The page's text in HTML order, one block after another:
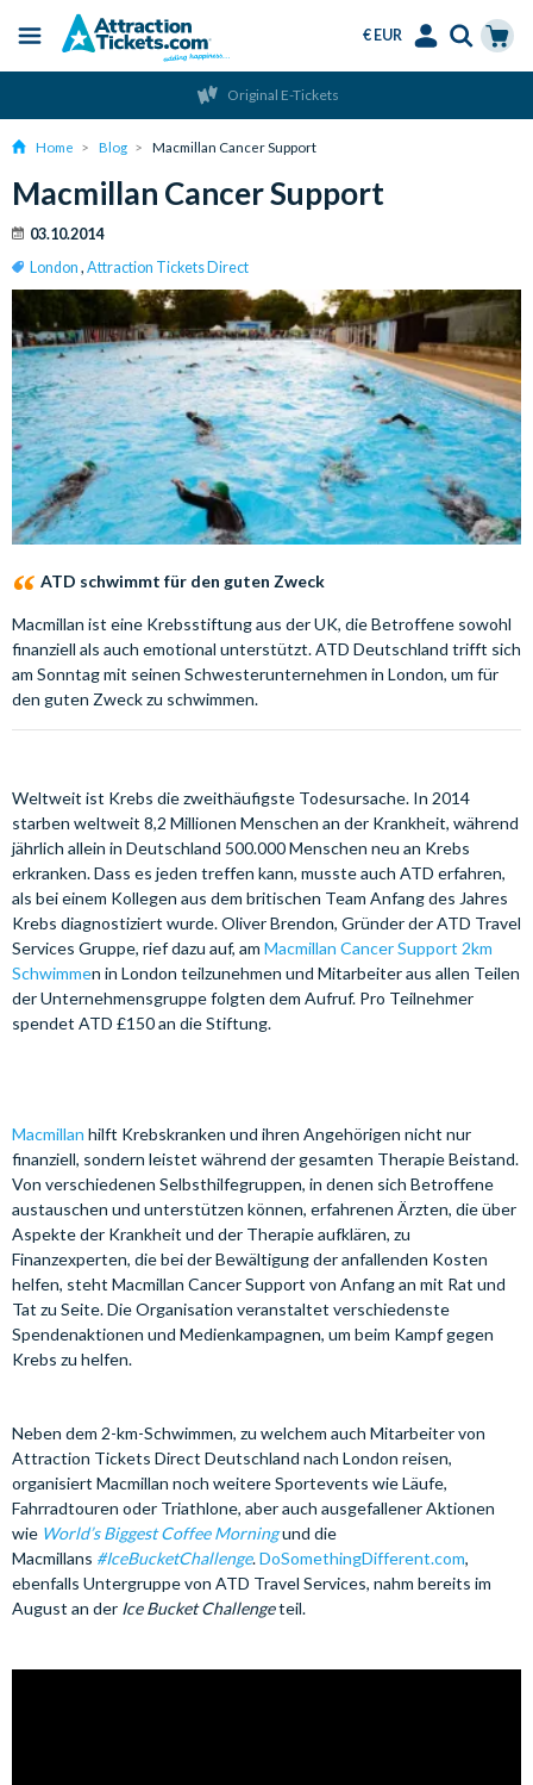
content
Menu
€ EUR
Original E-Tickets
Home Blog Macmillan Cancer Support
Macmillan Cancer Support
03.10.2014
London , Attraction Tickets Direct
ATD schwimmt für den guten Zweck
Macmillan ist eine Krebsstiftung aus der UK, die Betroffene sowohl
finanziell als auch emotional unterstützt. ATD Deutschland trifft sich
am Sonntag mit seinen Schwesterunternehmen in London, um für
den guten Zweck zu schwimmen.
Weltweit ist Krebs die zweithäufigste Todesursache. In 2014
starben weltweit 8,2 Millionen Menschen an der Krankheit, während
jährlich allein in Deutschland 500.000 Menschen neu an Krebs
erkranken. Dass es jeden treffen kann, musste auch ATD erfahren,
als bei einem Kollegen aus dem britischen Team Anfang des Jahres
Krebs diagnostiziert wurde. Oliver Brendon, Gründer der ATD Travel
Services Gruppe, rief dazu auf, am Macmillan Cancer Support 2km
Schwimmen in London teilzunehmen und Mitarbeiter aus allen Teilen
der Unternehmensgruppe folgten dem Aufruf. Pro Teilnehmer
spendet ATD £150 an die Stiftung.
Macmillan hilft Krebskranken und ihren Angehörigen nicht nur
finanziell, sondern leistet während der gesamten Therapie Beistand.
Von verschiedenen Selbsthilfegruppen, in denen sich Betroffene
austauschen und unterstützen können, erfahrenen Ärzten, die über
Aspekte der Krankheit und der Therapie aufklären, zu
Finanzexperten, die bei der Bewältigung der anfallenden Kosten
helfen, steht Macmillan Cancer Support von Anfang an mit Rat und
Tat zu Seite. Die Organisation veranstaltet verschiedenste
Spendenaktionen und Medienkampagnen, um beim Kampf gegen
Krebs zu helfen.
Neben dem 2-km-Schwimmen, zu welchem auch Mitarbeiter von
Attraction Tickets Direct Deutschland nach London reisen,
organisiert Macmillan noch weitere Sportevents wie Läufe,
Fahrradtouren oder Triathlone, aber auch ausgefallener Aktionen
wie World’s Biggest Coffee Morningund die
Macmillans #IceBucketChallenge.DoSomethingDifferent.com,
ebenfalls Untergruppe von ATD Travel Services, nahm bereits im
August an der Ice Bucket Challengeteil.